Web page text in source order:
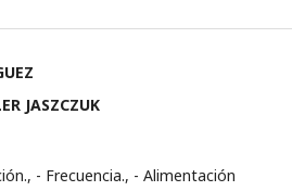
JASZCZUK
- Frecuencia., - Alimentación